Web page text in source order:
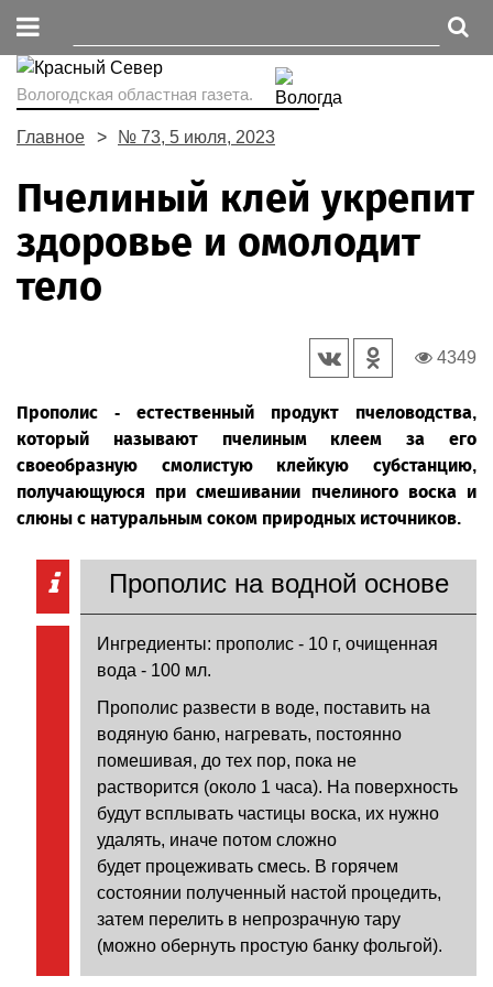
Вологодская областная газета.
Главное № 73, 5 июля, 2023
Пчелиный клей укрепит
здоровье и омолодит
тело
4349
Прополис - естественный продукт пчеловодства,
который называют пчелиным клеем за его
своеобразную смолистую клейкую субстанцию,
получающуюся при смешивании пчелиного воска и
слюны с натуральным соком природных источников.
Прополис на водной основе
Ингредиенты: прополис - 10 г, очищенная
вода - 100 мл.
Прополис развести в воде, поставить на
водяную баню, нагревать, постоянно
помешивая, до тех пор, пока не
растворится (около 1 часа). На поверхность
будут всплывать частицы воска, их нужно
удалять, иначе потом сложно
будет процеживать смесь. В горячем
состоянии полученный настой процедить,
затем перелить в непрозрачную тару
(можно обернуть простую банку фольгой).